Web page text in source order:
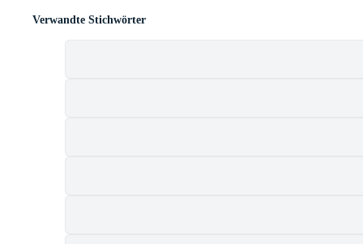
Verwandte Stichwörter